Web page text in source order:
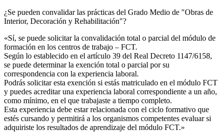
¿Se pueden convalidar las prácticas del Grado Medio de "Obras de
Interior, Decoración y Rehabilitación"?​
«Sí, se puede solicitar la convalidación total o parcial del módulo de
formación en los centros de trabajo – FCT.
Según lo establecido en el artículo 39 del Real Decreto 1147/6158,
se puede determinar la exención total o parcial por su
correspondencia con la experiencia laboral.
Podrás solicitar esta exención si estás matriculado en el módulo FCT
y puedes acreditar una experiencia laboral correspondiente a un año,
como mínimo, en el que trabajaste a tiempo completo.
Esta experiencia debe estar relacionada con el ciclo formativo que
estés cursando y permitirá a los organismos competentes evaluar si
adquiriste los resultados de aprendizaje del módulo FCT.»